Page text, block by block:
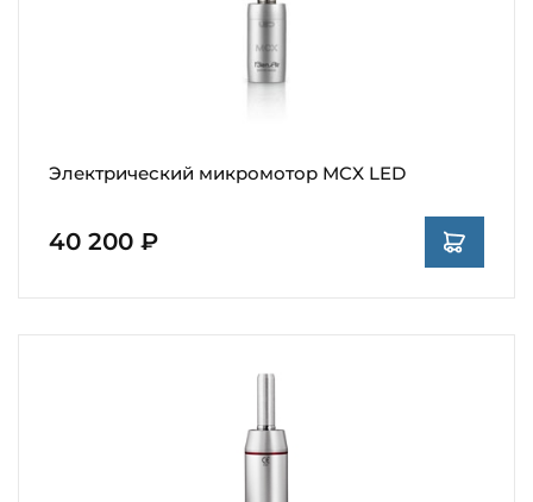
Электрический микромотор MCX LED
40 200 ₽